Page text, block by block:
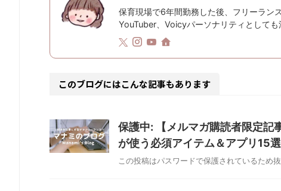
保育現場で6年間勤務した後、フリーラン
YouTuber、Voicyパーソナリティとしても
このブログにはこんな記事もあります
保護中: 【メルマガ購読者限定記
が使う必須アイテム＆アプリ15選
この投稿はパスワードで保護されているため